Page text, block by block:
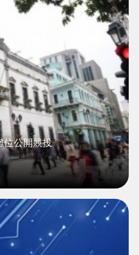
位公開競投